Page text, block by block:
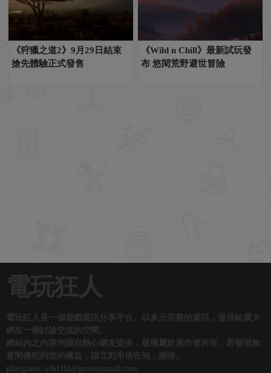
《狩獵之道2》9月29日結束
搶先體驗正式發售
《Wild n Chill》最新試玩發
布 悠閑荒野避世冒險
電玩狂人
電玩狂人是一個遊戲資訊分享平台。以多元完整的資訊，提供給廣大
網友一個討論交流的空間。
網站內之內容均源自熱心網友提供，版權屬於原作者所有，若發現無
意間侵犯到您的權益，請立刻來信告知，謝謝。
playgame.wiki111@protonmail.com